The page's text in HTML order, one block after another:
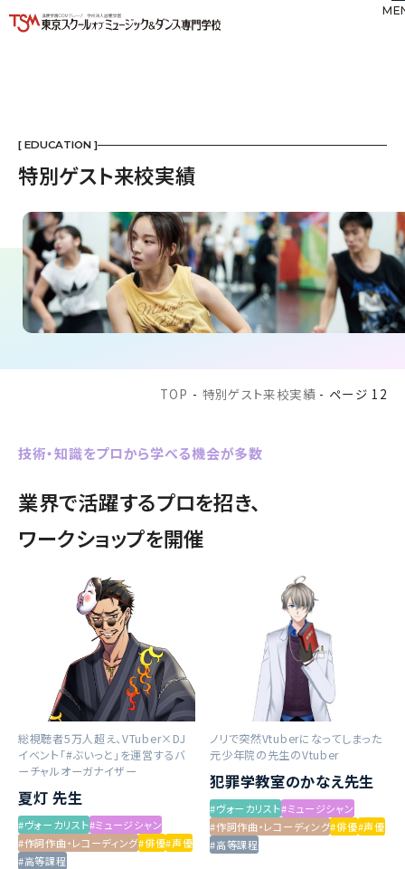
[ EDUCATION ]
特別ゲスト来校実績
TOP - 特別ゲスト来校実績- ページ 12
技術・知識をプロから学べる機会が多数
業界で活躍するプロを招き、
ワークショップを開催
総視聴者5万人超え、VTuber×DJ
イベント「#ぶいっと」を運営するバ
ーチャルオーガナイザー
夏灯 先生
#ヴォーカリスト#ミュージシャン
#作詞作曲・レコーディング#俳優#声優
#高等課程
ノリで突然Vtuberになってしまった
元少年院の先生のVtuber
犯罪学教室のかなえ先生
#ヴォーカリスト#ミュージシャン
#作詞作曲・レコーディング#俳優#声優
#高等課程